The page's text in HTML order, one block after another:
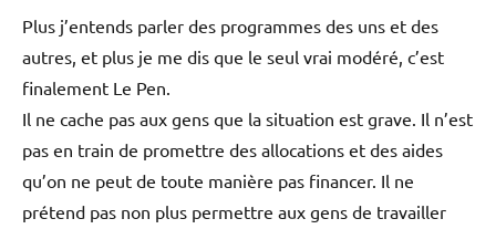
Plus j’entends parler des programmes des uns et des
autres, et plus je me dis que le seul vrai modéré, c’est
finalement Le Pen.
Il ne cache pas aux gens que la situation est grave. Il n’est
pas en train de promettre des allocations et des aides
qu’on ne peut de toute manière pas financer. Il ne
prétend pas non plus permettre aux gens de travailler